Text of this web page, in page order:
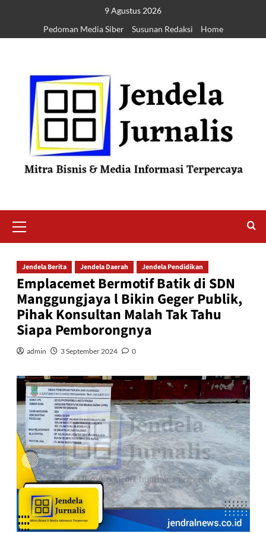
9 Agustus 2026
Pedoman Media Siber
Susunan Redaksi Home
Jendela Berita Jendela Daerah Jendela Pendidikan
Emplacemet Bermotif Batik di SDN
Manggungjaya l Bikin Geger Publik,
Pihak Konsultan Malah Tak Tahu
Siapa Pemborongnya
admin 3 September 2024 0